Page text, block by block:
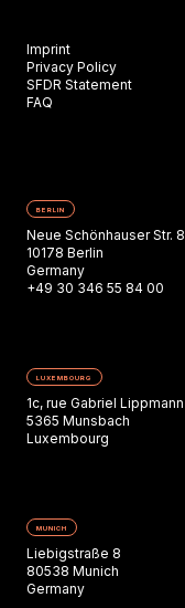
Imprint
Privacy Policy
SFDR Statement
FAQ
BERLIN
Neue Schönhauser Str. 8
10178 Berlin
Germany
+49 30 346 55 84 00
LUXEMBOURG
1c, rue Gabriel Lippmann
5365 Munsbach
Luxembourg
MUNICH
Liebigstraße 8
80538 Munich
Germany